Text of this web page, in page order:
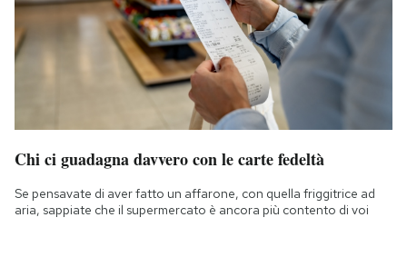
Chi ci guadagna davvero con le carte fedeltà
Se pensavate di aver fatto un affarone, con quella friggitrice ad
aria, sappiate che il supermercato è ancora più contento di voi